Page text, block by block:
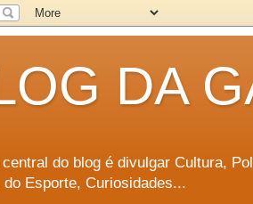
DA
do blog é divulgar Cultura,
do Esporte, Curiosidades...